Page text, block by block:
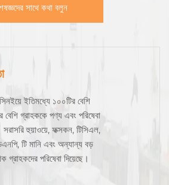
সাথে কথা বলুন
ইতিমধ্যে ১০০টির বেশি
গ্রাহককে পণ্য এবং পরিষেবা
হুয়াওয়ে, ফক্সকন, টিসিএল,
টি মানি এবং অন্যান্য বড়
গ্রাহকদের পরিষেবা দিয়েছে।